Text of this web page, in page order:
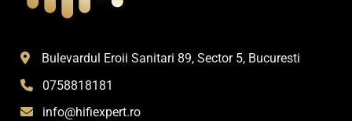
Bulevardul Eroii Sanitari 89, Sector 5, Bucuresti
0758818181
info@hifiexpert.ro